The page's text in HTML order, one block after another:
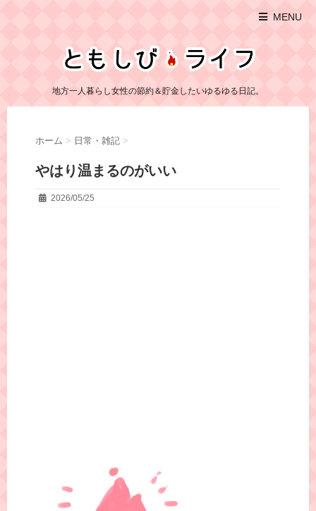
MENU
地方一人暮らし女性の節約＆貯金したいゆるゆる日記。
ホーム > 日常・雑記 >
やはり温まるのがいい
2026/05/25